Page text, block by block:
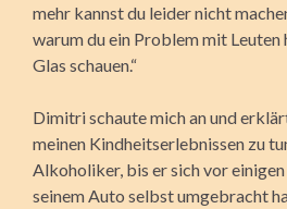
mehr kannst du leider nicht
warum du ein Problem mit Leuten
Glas schauen.“
Dimitri schaute mich an und
meinen Kindheitserlebnissen zu
Alkoholiker, bis er sich vor
seinem Auto selbst umgebracht